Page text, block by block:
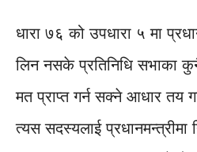
धारा ७६ को उपधारा ५ मा
लिन नसके प्रतिनिधि सभाका
मत प्राप्त गर्न सक्ने आधार तय
त्यस सदस्यलाई प्रधानमन्त्रीमा